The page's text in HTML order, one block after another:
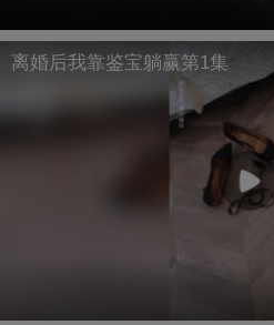
离婚后我靠鉴宝躺赢第1集